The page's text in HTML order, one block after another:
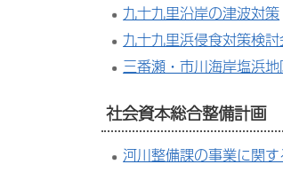
九十九里沿岸の津波対策
九十九里浜侵食対策検
三番瀬・市川海岸塩浜
社会資本総合整備計画
河川整備課の事業に関